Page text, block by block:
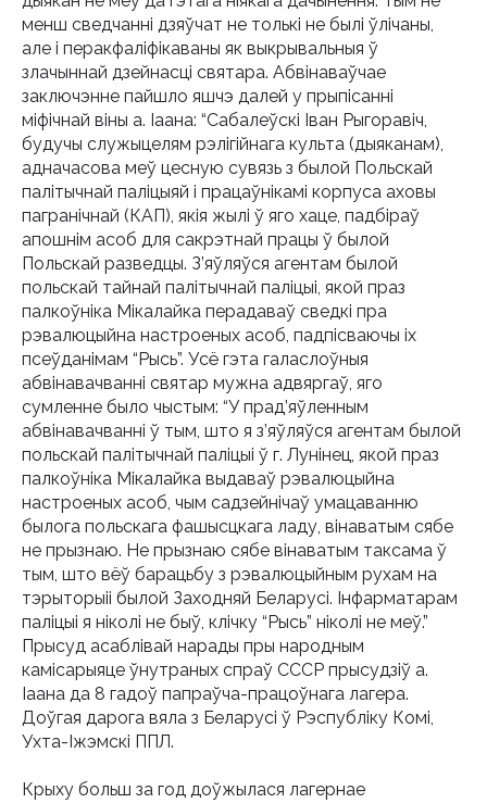
менш сведчанні дзяўчат не толькі не былі ўлічаны,
але і перакфаліфікаваны як выкрывальныя ў
злачыннай дзейнасці святара. Абвінаваўчае
заключэнне пайшло яшчэ далей у прыпісанні
міфічнай віны а. Іаана: “Сабалеўскі Іван Рыгоравіч,
будучы служыцелям рэлігійнага культа (дыяканам),
адначасова меў цесную сувязь з былой Польскай
палітычнай паліцыяй і працаўнікамі корпуса аховы
пагранічнай (КАП), якія жылі ў яго хаце, падбіраў
апошнім асоб для сакрэтнай працы ў былой
Польскай разведцы. З’яўляўся агентам былой
польскай тайнай палітычнай паліцыі, якой праз
палкоўніка Мікалайка перадаваў сведкі пра
рэвалюцыйна настроеных асоб, падпісваючы іх
псеўданімам “Рысь”. Усё гэта галаслоўныя
абвінавачванні святар мужна адвяргаў, яго
сумленне было чыстым: “У прад’яўленным
абвінавачванні ў тым, што я з’яўляўся агентам былой
польскай палітычнай паліцыі ў г. Лунінец, якой праз
палкоўніка Мікалайка выдаваў рэвалюцыйна
настроеных асоб, чым садзейнічаў умацаванню
былога польскага фашысцкага ладу, вінаватым сябе
не прызнаю. Не прызнаю сябе вінаватым таксама ў
тым, што вёў барацьбу з рэвалюцыйным рухам на
тэрыторыіі былой Заходняй Беларусі. Інфарматарам
паліцыі я ніколі не быў, клічку “Рысь” ніколі не меў.”
Прысуд асаблівай нарады пры народным
камісарыяце ўнутраных спраў СССР прысудзіў а.
Іаана да 8 гадоў папраўча-працоўнага лагера.
Доўгая дарога вяла з Беларусі ў Рэспубліку Комі,
Ухта-Іжэмскі ППЛ.
Крыху больш за год доўжылася лагернае